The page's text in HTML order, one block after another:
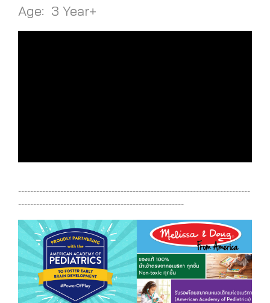
Age: 3 Year+
-----------------------------------------------------------------------------
-------------------------------------------------------